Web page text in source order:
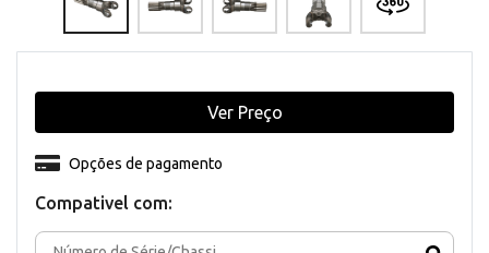
Compativel com:
Opções de pagamento
Ver Preço